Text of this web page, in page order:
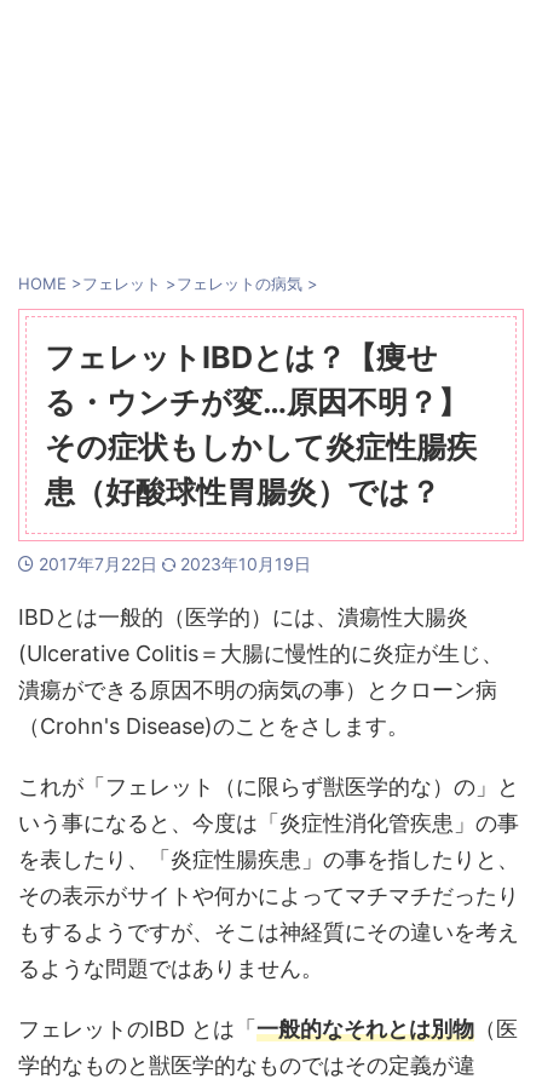
HOME >フェレット >フェレットの病気 >
フェレットIBDとは？【痩せ
る・ウンチが変…原因不明？】
その症状もしかして炎症性腸疾
患（好酸球性胃腸炎）では？
2017年7月22日 2023年10月19日
IBDとは一般的（医学的）には、潰瘍性大腸炎
(Ulcerative Colitis＝大腸に慢性的に炎症が生じ、
潰瘍ができる原因不明の病気の事）とクローン病
（Crohn's Disease)のことをさします。
これが「フェレット（に限らず獣医学的な）の」と
いう事になると、今度は「炎症性消化管疾患」の事
を表したり、「炎症性腸疾患」の事を指したりと、
その表示がサイトや何かによってマチマチだったり
もするようですが、そこは神経質にその違いを考え
るような問題ではありません。
フェレットのIBD とは「 一般的なそれとは別物 （医
学的なものと獣医学的なものではその定義が違